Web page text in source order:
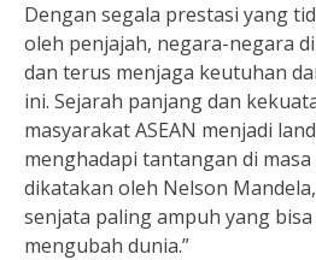
Dengan segala prestasi yang
oleh penjajah, negara-negara
dan terus menjaga keutuhan
ini. Sejarah panjang dan
masyarakat ASEAN menjadi
menghadapi tantangan di
dikatakan oleh Nelson
senjata paling ampuh yang
mengubah dunia.”